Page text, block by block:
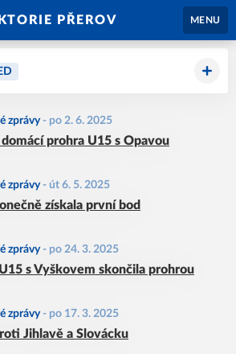
PŘEROV MENU
zprávy- po 2. 6. 2025
domácí prohra U15 s Opavou
zprávy- út 6. 5. 2025
získala první bod
zprávy- po 24. 3. 2025
s Vyškovem skončila prohrou
zprávy- po 17. 3. 2025
Jihlavě a Slovácku